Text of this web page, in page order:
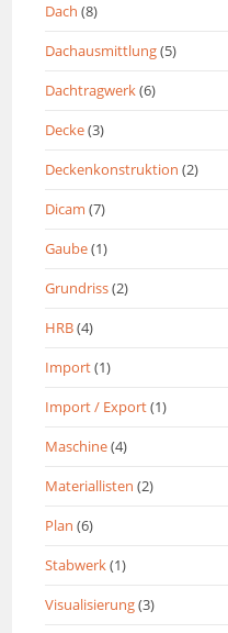
Dach (8)
Dachausmittlung(5)
Dachtragwerk(6)
Decke(3)
Deckenkonstruktion (2)
Dicam (7)
Gaube(1)
Grundriss(2)
HRB(4)
Import(1)
Import / Export(1)
Maschine(4)
Materiallisten (2)
Plan (6)
Stabwerk(1)
Visualisierung(3)